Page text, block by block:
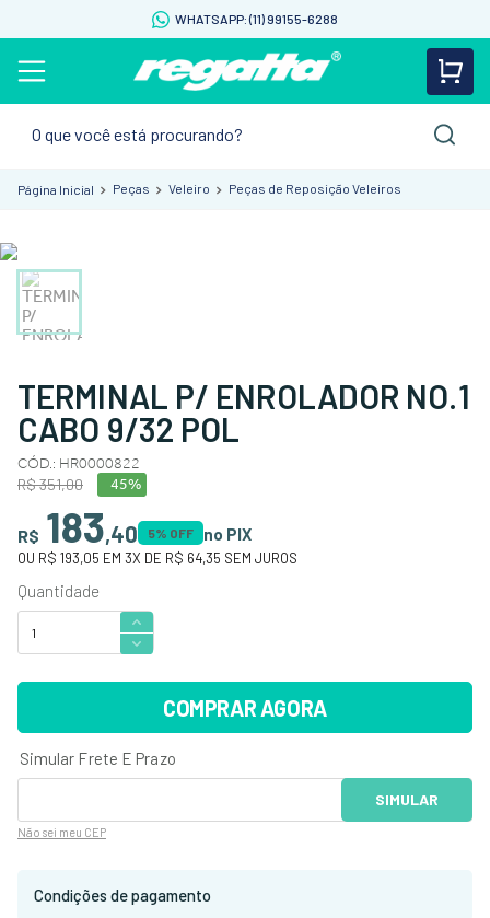
WHATSAPP: (11) 99155-6288
Peças Veleiro Peças de Reposição Veleiros
TERMINAL P/ ENROLADOR NO.1
CABO 9/32 POL
CÓD.: HR0000822
R$351,00 45%
R$ 183,40 5% OFF no PIX
OU R$ 193,05 EM 3X DE R$ 64,35 SEM JUROS
COMPRAR AGORA
Não sei meu CEP
Condições de pagamento